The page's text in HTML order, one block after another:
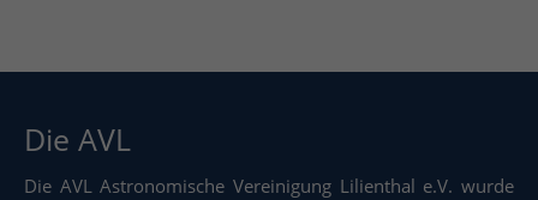
Die AVL
Die AVL Astronomische Vereinigung Lilienthal e.V. wurde